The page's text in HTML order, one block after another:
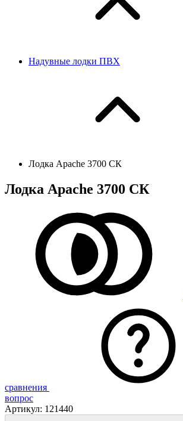
Надувные лодки ПВХ
Лодка Apache 3700 СК
Лодка Apache 3700 СК
сравнения
вопрос
Артикул: 121440